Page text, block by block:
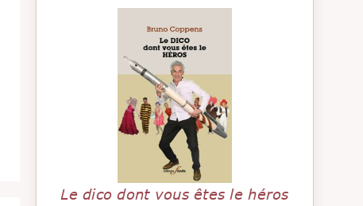
Le dico dont vous êtes le héros